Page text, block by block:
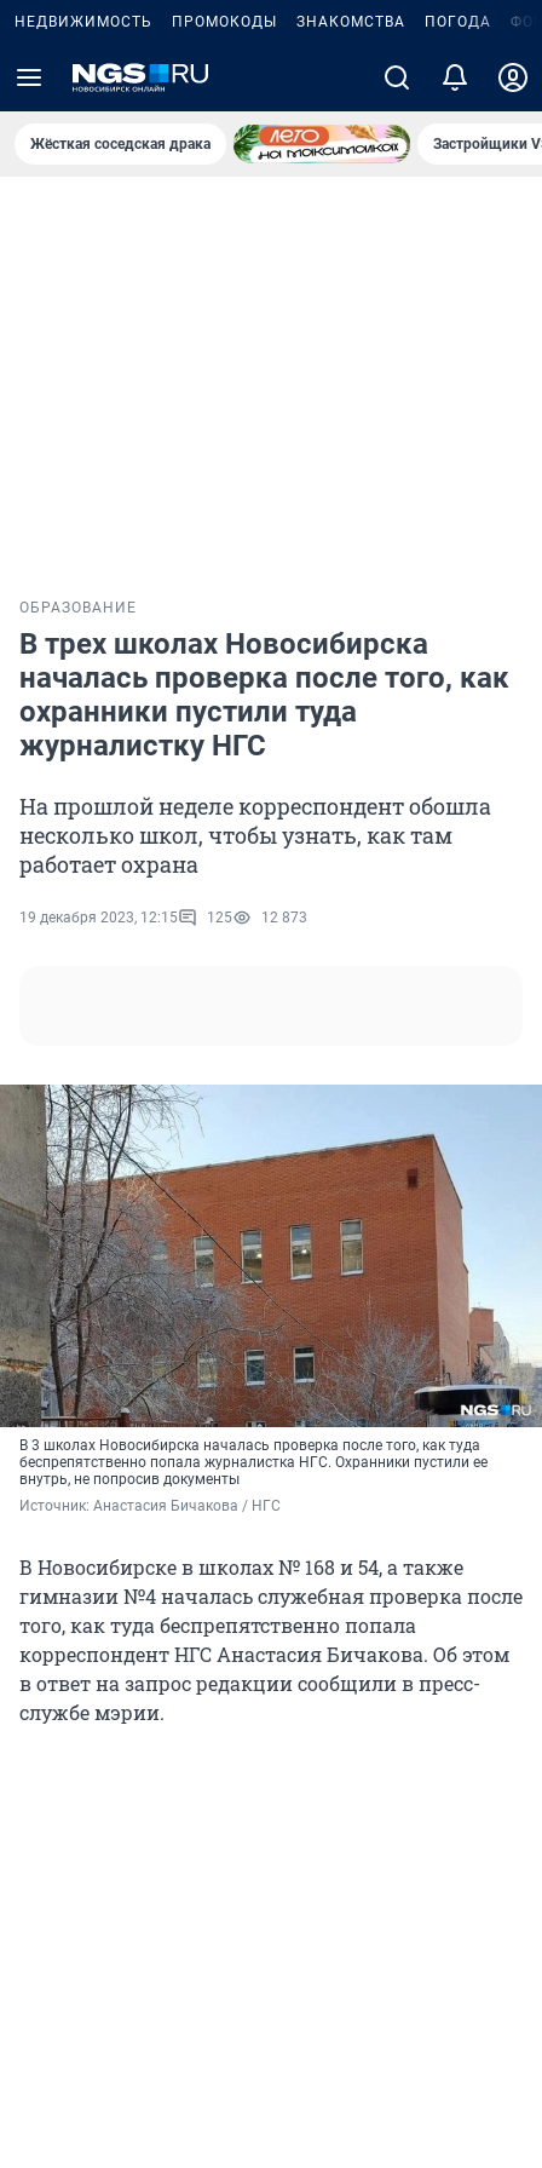
НЕДВИЖИМОСТЬ ПРОМОКОДЫ ЗНАКОМСТВА ПОГОДА
Жёсткая соседская драка Застройщики
ОБРАЗОВАНИЕ
В трех школах Новосибирска
началась проверка после того, как
охранники пустили туда
журналистку НГС
На прошлой неделе корреспондент обошла
несколько школ, чтобы узнать, как там
работает охрана
19 декабря 2023, 12:15 125 12 873
В 3 школах Новосибирска началась проверка после того, как туда
беспрепятственно попала журналистка НГС. Охранники пустили ее
внутрь, не попросив документы
Источник: Анастасия Бичакова / НГС
В Новосибирске в школах № 168 и 54, а также
гимназии №4 началась служебная проверка после
того, как туда беспрепятственно попала
корреспондент НГС Анастасия Бичакова. Об этом
в ответ на запрос редакции сообщили в пресс-
службе мэрии.